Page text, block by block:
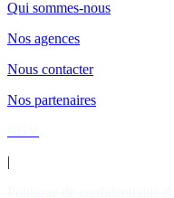
Qui sommes-nous
Nos agences
Nous contacter
Nos partenaires
|